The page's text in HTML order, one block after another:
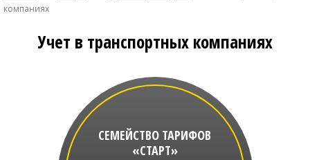
компаниях
Учет в транспортных компаниях
СЕМЕЙСТВО ТАРИФОВ
«СТАРТ»